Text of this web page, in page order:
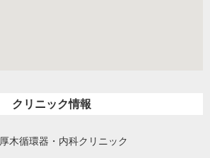
クリニック情報
厚木循環器・内科クリニック